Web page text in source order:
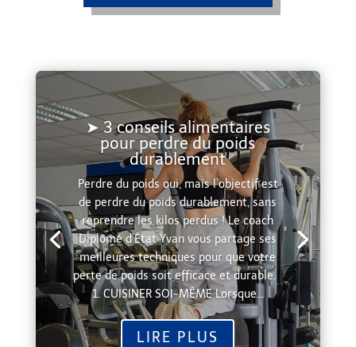
➤ 3 conseils alimentaires
pour perdre du poids
durablement
Perdre du poids oui, mais l’objectif est
de perdre du poids durablement, sans
reprendre les kilos perdus ! Le coach
Diplômé d’État Yvan vous partage ses
meilleures techniques pour que votre
perte de poids soit efficace et durable.
1. CUISINER SOI-MÊME Lorsque...
LIRE PLUS